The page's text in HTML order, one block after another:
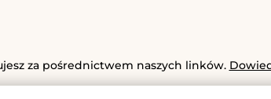
za pośrednictwem naszych linków.